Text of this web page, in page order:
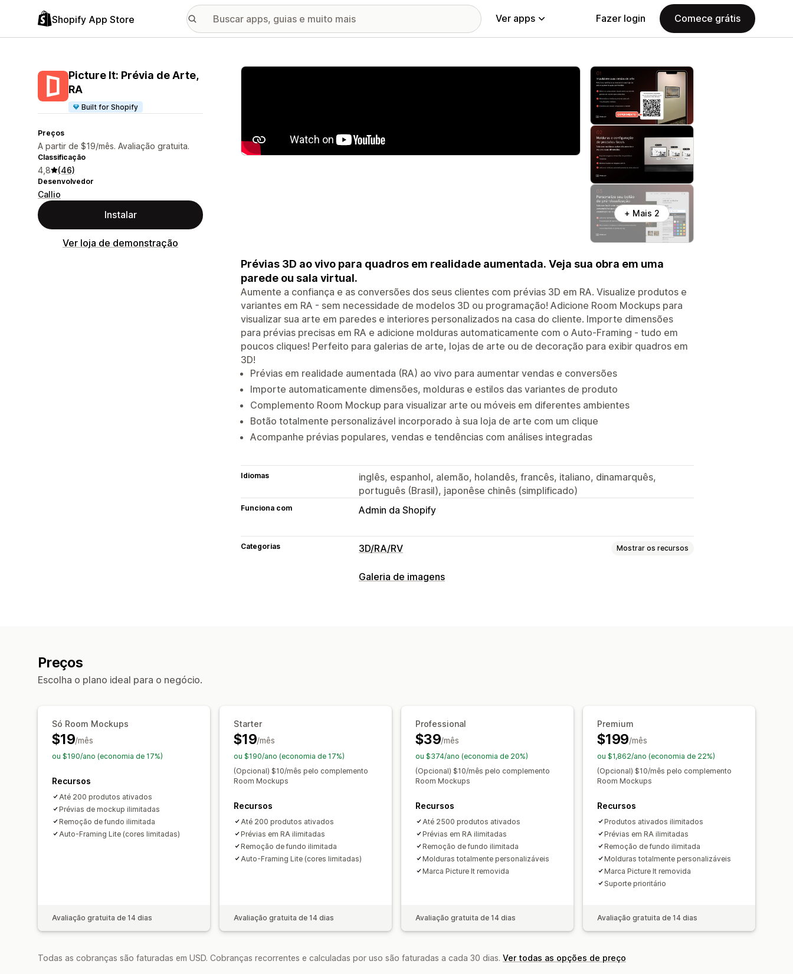
Shopify App Store Ver apps Fazer login Comece grátis
Picture It: Prévia de Arte,
RA
Built for Shopify
Preços
A partir de $19/mês. Avaliação gratuita.
Classificação
4,8 (46)
Desenvolvedor
Callio
Instalar
Ver loja de demonstração
Galeria de imagens em destaque
+ Mais 2
Prévias 3D ao vivo para quadros em realidade aumentada. Veja sua obra em uma
parede ou sala virtual.
Aumente a confiança e as conversões dos seus clientes com prévias 3D em RA. Visualize produtos e
variantes em RA - sem necessidade de modelos 3D ou programação! Adicione Room Mockups para
visualizar sua arte em paredes e interiores personalizados na casa do cliente. Importe dimensões
para prévias precisas em RA e adicione molduras automaticamente com o Auto-Framing - tudo em
poucos cliques! Perfeito para galerias de arte, lojas de arte ou de decoração para exibir quadros em
3D!
Prévias em realidade aumentada (RA) ao vivo para aumentar vendas e conversões
Importe automaticamente dimensões, molduras e estilos das variantes de produto
Complemento Room Mockup para visualizar arte ou móveis em diferentes ambientes
Botão totalmente personalizável incorporado à sua loja de arte com um clique
Acompanhe prévias populares, vendas e tendências com análises integradas
Idiomas
inglês, espanhol, alemão, holandês, francês, italiano, dinamarquês,
português (Brasil), japonêse chinês (simplificado)
Funciona com Admin da Shopify
Categorias 3D/RA/RV Mostrar os recursos
Visualização
Galeria de imagens
Preços
Escolha o plano ideal para o negócio.
Só Room Mockups
$19/mês
ou $190/ano (economia de 17%)
Recursos
Até 200 produtos ativados
Prévias de mockup ilimitadas
Remoção de fundo ilimitada
Auto-Framing Lite (cores limitadas)
Avaliação gratuita de 14 dias
Starter
$19/mês
ou $190/ano (economia de 17%)
(Opcional) $10/mês pelo complemento
Room Mockups
Recursos
Até 200 produtos ativados
Prévias em RA ilimitadas
Remoção de fundo ilimitada
Auto-Framing Lite (cores limitadas)
Avaliação gratuita de 14 dias
Professional
$39/mês
ou $374/ano (economia de 20%)
(Opcional) $10/mês pelo complemento
Room Mockups
Recursos
Até 2500 produtos ativados
Prévias em RA ilimitadas
Remoção de fundo ilimitada
Molduras totalmente personalizáveis
Marca Picture It removida
Avaliação gratuita de 14 dias
Premium
$199/mês
ou $1,862/ano (economia de 22%)
(Opcional) $10/mês pelo complemento
Room Mockups
Recursos
Produtos ativados ilimitados
Prévias em RA ilimitadas
Remoção de fundo ilimitada
Molduras totalmente personalizáveis
Marca Picture It removida
Suporte prioritário
Avaliação gratuita de 14 dias
Todas as cobranças são faturadas em USD. Cobranças recorrentes e calculadas por uso são faturadas a cada 30 dias. Ver todas as opções de preço